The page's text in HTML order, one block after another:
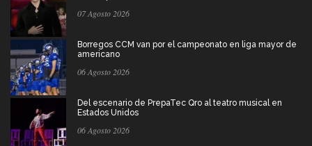
07 Agosto 2026
Borregos CCM van por el campeonato en liga mayor de
americano
06 Agosto 2026
Del escenario de PrepaTec Qro al teatro musical en
Estados Unidos
06 Agosto 2026